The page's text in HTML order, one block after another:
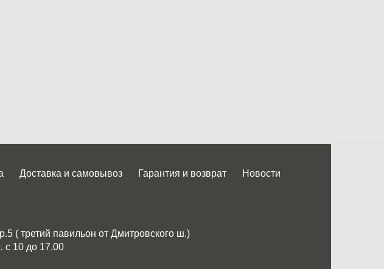
Доставка и самовывоз Гарантия и возврат Новости
( третий павильон от Дмитровского ш.)
с 10 до 17.00